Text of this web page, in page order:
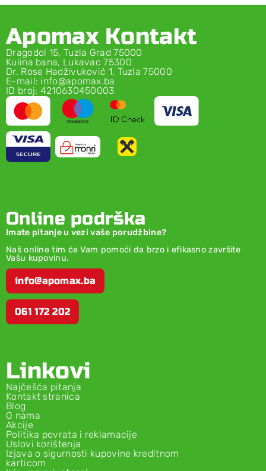
Apomax Kontakt
Dragodol 15, Tuzla Grad 75000
Kulina bana, Lukavac 75300
Dr. Rose Hadživuković 1, Tuzla 75000
E-mail: info@apomax.ba
ID broj: 4210630450003
Online podrška
Imate pitanje u vezi vaše porudžbine?
Naš online tim će Vam pomoći da brzo i efikasno završite
Vašu kupovinu.
info@apomax.ba
061 172 202
Linkovi
Najčešća pitanja
Kontakt stranica
Blog
O nama
Akcije
Politika povrata i reklamacije
Uslovi korištenja
Izjava o sigurnosti kupovine kreditnom
karticom